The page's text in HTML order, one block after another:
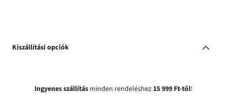
Kiszállítási opciók
Ingyenes szállítás minden rendeléshez 15 999 Ft-től!